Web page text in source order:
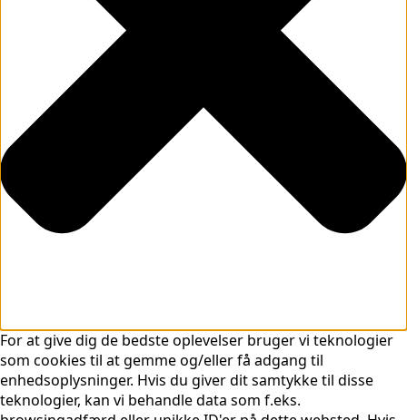
For at give dig de bedste oplevelser bruger vi teknologier
som cookies til at gemme og/eller få adgang til
enhedsoplysninger. Hvis du giver dit samtykke til disse
teknologier, kan vi behandle data som f.eks.